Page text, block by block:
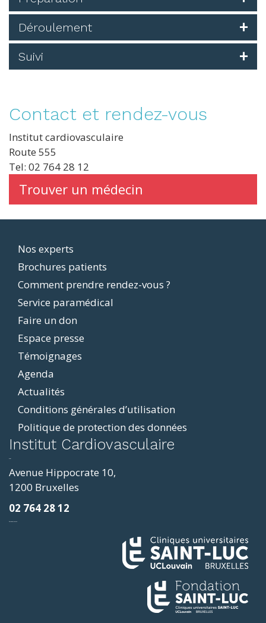
Déroulement
Suivi
Contact et rendez-vous
Institut cardiovasculaire
Route 555
Tel: 02 764 28 12
Trouver un médecin
Footer
menu
Nos experts
Brochures patients
Comment prendre rendez-vous ?
Service paramédical
Faire un don
Espace presse
Témoignages
Agenda
Actualités
Conditions générales d’utilisation
Politique de protection des données
Institut Cardiovasculaire
Avenue Hippocrate 10,
1200 Bruxelles
02 764 28 12